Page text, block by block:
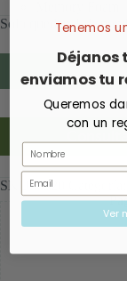
Solo quedan 1
SKU:8920
Tenemos
Déjanos
enviamos tu
Queremos
con un
Nombre
Email
Ver